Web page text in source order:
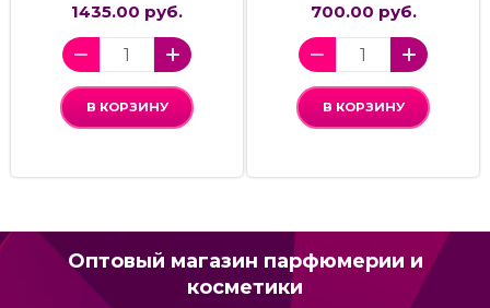
1435.00 руб.
В КОРЗИНУ
700.00 руб.
В КОРЗИНУ
Оптовый магазин парфюмерии и
косметики